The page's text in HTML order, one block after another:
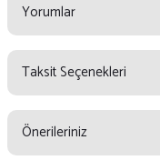
Yorumlar
Taksit Seçenekleri
Önerileriniz